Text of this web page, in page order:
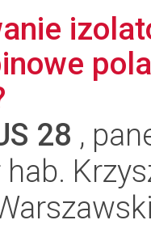
28 ,